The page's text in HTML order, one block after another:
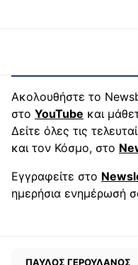
Ακολουθήστε το
στο YouTube και
Δείτε όλες τις
και τον Κόσμο, στο
Εγγραφείτε στο
ημερήσια ενημέρωσή
ΠΑΥΛΟΣ ΓΕΡΟΥΛΑΝΟΣ